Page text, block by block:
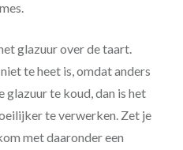
glazuur over de taart.
te heet is, omdat anders
glazuur te koud, dan is het
te verwerken. Zet je
met daaronder een